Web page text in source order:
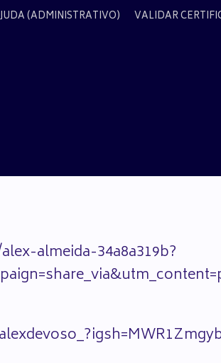
(ADMINISTRATIVO) VALIDAR
almeida-34a8a319b?